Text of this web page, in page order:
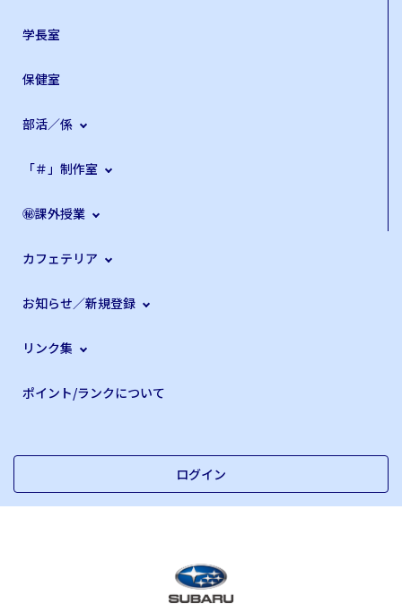
学長室
保健室
部活／係
「＃」制作室
㊙課外授業
カフェテリア
お知らせ／新規登録
リンク集
ポイント/ランクについて
ログイン